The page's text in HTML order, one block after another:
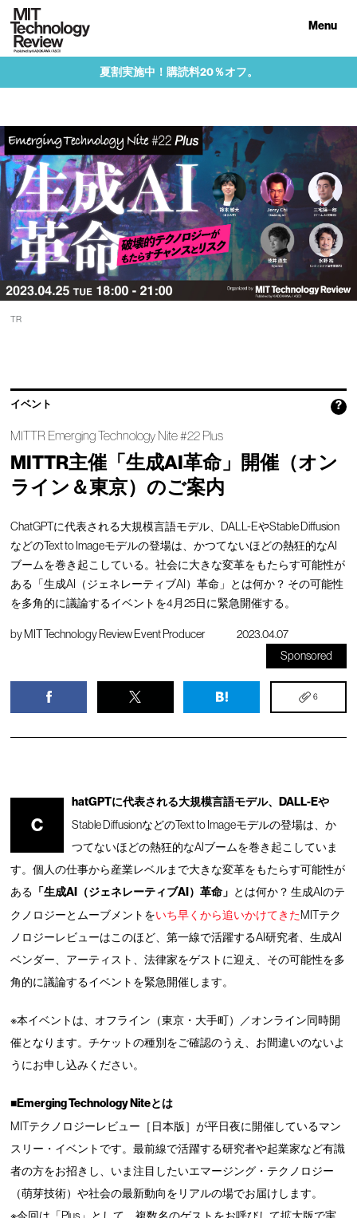
Menu
夏割実施中！購読料20％オフ。
TR
イベント ?
MITTR Emerging Technology Nite #22 Plus
MITTR主催「生成AI革命」開催（オン
ライン＆東京）のご案内
ChatGPTに代表される大規模言語モデル、DALL-EやStable Diffusion
などのText to Imageモデルの登場は、かつてないほどの熱狂的なAI
ブームを巻き起こしている。社会に大きな変革をもたらす可能性が
ある「生成AI（ジェネレーティブAI）革命」とは何か？ その可能性
を多角的に議論するイベントを4月25日に緊急開催する。
byMIT Technology Review Event Producer
2023.04.07
Sponsored
6
C
hatGPTに代表される大規模言語モデル、DALL-Eや
Stable DiffusionなどのText to Imageモデルの登場は、か
つてないほどの熱狂的なAIブームを巻き起こしていま
す。個人の仕事から産業レベルまで大きな変革をもたらす可能性が
ある 「生成AI（ジェネレーティブAI）革命」 とは何か？ 生成AIのテ
クノロジーとムーブメントをいち早くから追いかけてきたMITテク
ノロジーレビューはこのほど、第一線で活躍するAI研究者、生成AI
ベンダー、アーティスト、法律家をゲストに迎え、その可能性を多
角的に議論するイベントを緊急開催します。
※本イベントは、オフライン（東京・大手町）／オンライン同時開
催となります。チケットの種別をご確認のうえ、お間違いのないよ
うにお申し込みください。
■Emerging Technology Niteとは
MITテクノロジーレビュー［日本版］が平日夜に開催しているマン
スリー・イベントです。最前線で活躍する研究者や起業家など有識
者の方をお招きし、いま注目したいエマージング・テクノロジー
（萌芽技術）や社会の最新動向をリアルの場でお届けします。